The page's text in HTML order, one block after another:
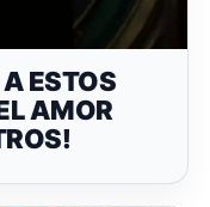
ESTOS
AMOR